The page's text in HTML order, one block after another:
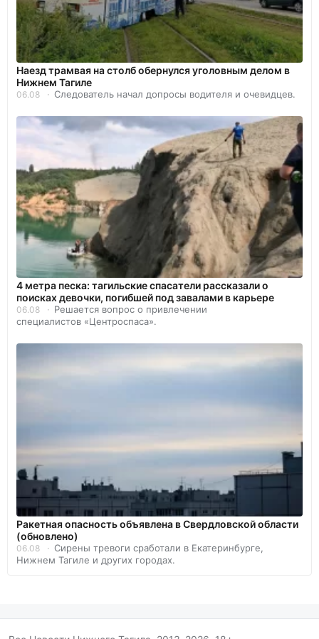
Наезд трамвая на столб обернулся уголовным делом в
Нижнем Тагиле
06.08 Следователь начал допросы водителя и очевидцев.
4 метра песка: тагильские спасатели рассказали о
поисках девочки, погибшей под завалами в карьере
06.08
Решается вопрос о привлечении
специалистов «Центроспаса».
️Ракетная опасность объявлена в Свердловской области
(обновлено)
06.08
Сирены тревоги сработали в Екатеринбурге,
Нижнем Тагиле и других городах.